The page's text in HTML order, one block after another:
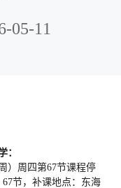
05-11
：
）周四第67节课程停
节，补课地点：东海